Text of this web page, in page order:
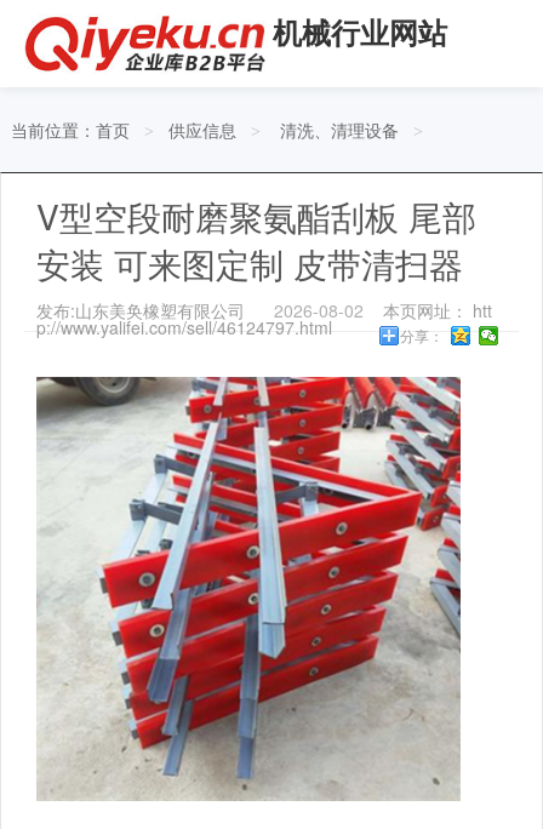
机械行业网站
当前位置： 首页 > 供应信息 > 清洗、清理设备 >
V型空段耐磨聚氨酯刮板 尾部
安装 可来图定制 皮带清扫器
发布:山东美奂橡塑有限公司 2026-08-02 本页网址： htt
p://www.yalifei.com/sell/46124797.html 分享：